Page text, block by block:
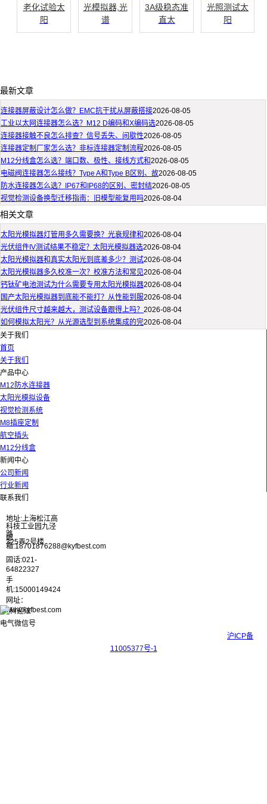
老化试验太
阳
光模拟器,光
谱
3A级稳态准
直太
光照测试太
阳
最新文章
连接器屏蔽设计怎么做？EMC抗干扰从屏蔽搭接2026-08-05
工业以太网连接器怎么选？M12 D编码和X编码选2026-08-05
连接器接触不良怎么排查？信号丢失、间歇性2026-08-05
连接器定制厂家怎么选？非标连接器定制流程2026-08-05
M12分线盒怎么选？端口数、极性、接线方式和2026-08-05
电磁阀连接器怎么接线？Type A和Type B区别、故2026-08-05
防水连接器怎么选？IP67和IP68的区别、密封结2026-08-05
视觉检测设备换型迁移指南：旧模型能复用吗2026-08-04
相关文章
太阳光模拟器灯管用多久需要换？光衰规律和2026-08-04
光伏组件IV测试结果不稳定？太阳光模拟器选2026-08-04
太阳光模拟器和真实太阳光到底差多少？测试2026-08-04
太阳光模拟器多久校准一次？校准方法和常见2026-08-04
钙钛矿电池测试为什么需要专用太阳光模拟器2026-08-04
国产太阳光模拟器到底能不能打？从性能到服2026-08-04
光伏组件尺寸越来越大，测试设备跟得上吗？ 2026-08-04
如何模拟太阳光？从光源选型到系统集成的完2026-08-04
关于我们
首页
关于我们
产品中心
M12防水连接器
太阳光模拟设备
视觉检测系统
M8插座定制
航空插头
M12分线盒
新闻中心
公司新闻
行业新闻
联系我们
地址:上海松江高
科技工业园九泾
路
325弄2号楼
邮
箱:18701876288@kyfbest.com
固话:021-
64822327
手
机:15000149424
网址：
www.kyfbest.com
沪ICP备
11005377号-1